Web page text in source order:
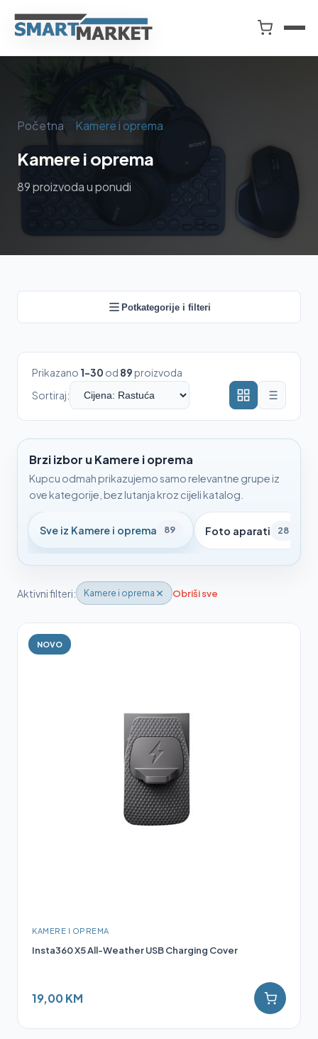
Smart
Market
Početna
Kamere i oprema
Kamere i oprema
89 proizvoda u ponudi
Potkategorije i filteri
Prikazano 1-30 od 89proizvoda
Sortiraj:
Brzi izbor u Kamere i oprema
Kupcu odmah prikazujemo samo relevantne grupe iz
ove kategorije, bez lutanja kroz cijeli katalog.
Sve iz Kamere i oprema 89 Foto aparati 28
Aktivni filteri: Kamere i oprema Obriši sve
NOVO
KAMERE I OPREMA
Insta360 X5 All-Weather USB Charging Cover
19,00 KM